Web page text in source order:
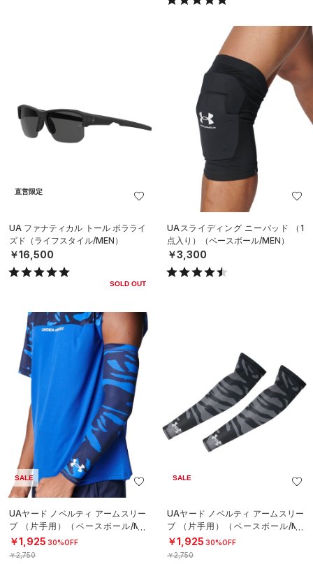
直営限定
UA ファナティカル トール ポラライ
ズド（ライフスタイル/MEN）
￥16,500
SOLD OUT
UAスライディング ニーパッド （1
点入り）（ベースボール/MEN）
￥3,300
SALE
UAヤード ノベルティ アームスリー
ブ （片手用）（ベースボール/ME
N）
￥1,925 30%OFF
￥2,750
SALE
UAヤード ノベルティ アームスリー
ブ （片手用）（ベースボール/ME
N）
￥1,925 30%OFF
￥2,750